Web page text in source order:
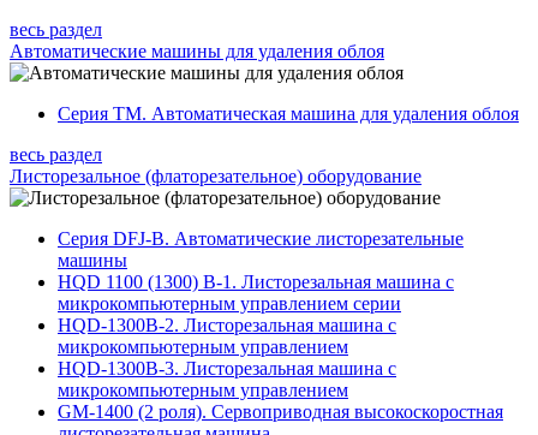
весь раздел
Автоматические машины для удаления облоя
Серия TM. Автоматическая машина для удаления облоя
весь раздел
Листорезальное (флаторезательное) оборудование
Серия DFJ-B. Автоматические листорезательные
машины
HQD 1100 (1300) В-1. Листорезальная машина с
микрокомпьютерным управлением серии
HQD-1300B-2. Листорезальная машина с
микрокомпьютерным управлением
HQD-1300B-3. Листорезальная машина с
микрокомпьютерным управлением
GM-1400 (2 роля). Сервоприводная высокоскоростная